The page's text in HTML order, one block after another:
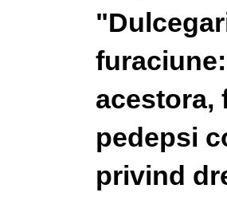
acestora,
pedepsi
privind